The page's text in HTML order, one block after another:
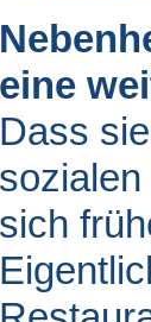
eine
Dass
sich